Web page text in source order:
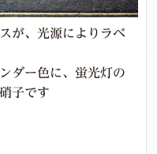
が、光源によりラベ
ダー色に、蛍光灯の
子です